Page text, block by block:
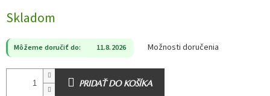
cena:
Skladom
Môžeme doručiť do: 11.8.2026 Možnosti doručenia
PRIDAŤ DO KOŠÍKA